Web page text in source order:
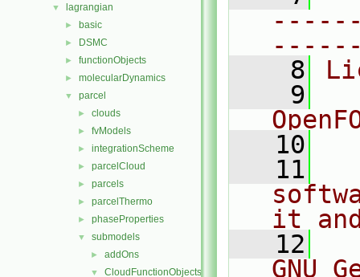
▼ lagrangian
► basic
► DSMC
► functionObjects
► molecularDynamics
▼ parcel
► clouds
► fvModels
► integrationScheme
► parcelCloud
► parcels
► parcelThermo
► phaseProperties
▼ submodels
► addOns
▼ CloudFunctionObjects
    8
    9
   10
   11
it
   12
GNU